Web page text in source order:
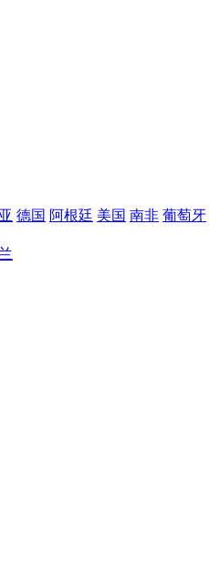
德国 阿根廷 美国 南非 葡萄牙